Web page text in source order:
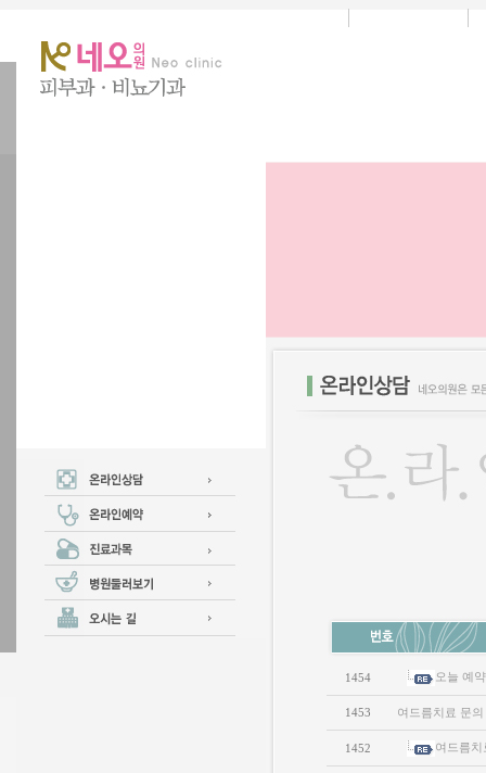
1454 오늘 예
1453 여드름치료 문의
1452 여드름치